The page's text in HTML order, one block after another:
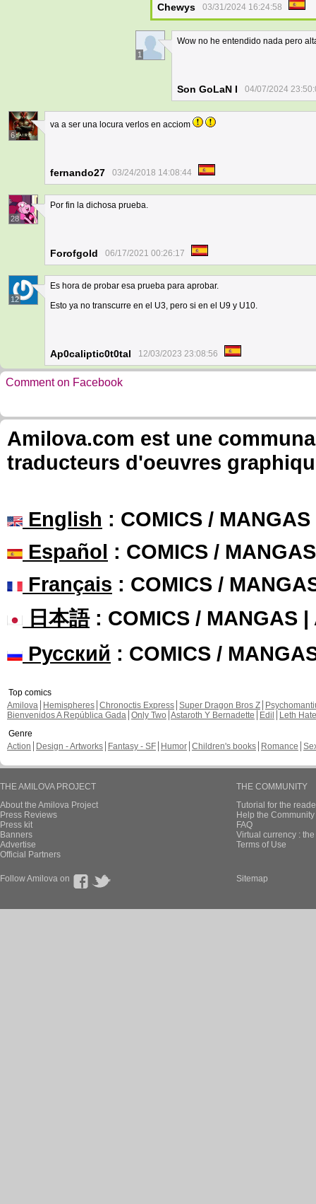
Chewys 03/31/2024 16:24:58
1
Wow no he entendido nada pero
Son GoLaN I 04/07/2024
6
va a ser una locura verlos en acciom
fernando27 03/24/2018 14:08:44
28
Por fin la dichosa prueba.
Forofgold 06/17/2021 00:26:17
12
Es hora de probar esa prueba para aprobar.
Esto ya no transcurre en el U3, pero si en el U9 y U10.
Ap0caliptic0t0tal 12/03/2023 23:08:56
Comment on Facebook
Amilova.com est une
traducteurs d'oeuvres
English : COMICS /
Español : COMICS /
Français : COMICS /
日本語: COMICS / MANGAS |
Русский : COMICS /
Top comics
Amilova
Hemispheres Chronoctis Express Super Dragon Bros Z
Bienvenidos A República Gada Only Two Astaroth Y Bernadette Edil
Leth Hate
Genre
Action
Design - Artworks Fantasy - SF Humor Children's books Romance
THE AMILOVA PROJECT
About the Amilova Project
Press Reviews
Press kit
Banners
Advertise
Official Partners
THE COMMUNITY
Tutorial for the
Help the
FAQ
Virtual currency :
Terms of Use
Follow Amilova on Sitemap